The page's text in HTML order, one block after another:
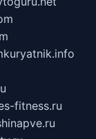
kuryatnik.info
fitness.ru